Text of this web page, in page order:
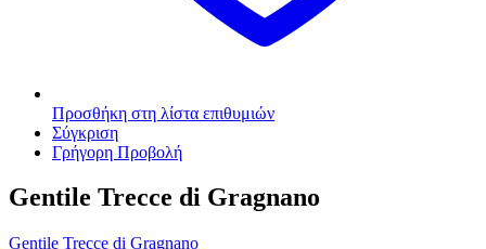
Προσθήκη στη λίστα επιθυμιών
Σύγκριση
Γρήγορη Προβολή
Gentile Trecce di Gragnano
Gentile Trecce di Gragnano